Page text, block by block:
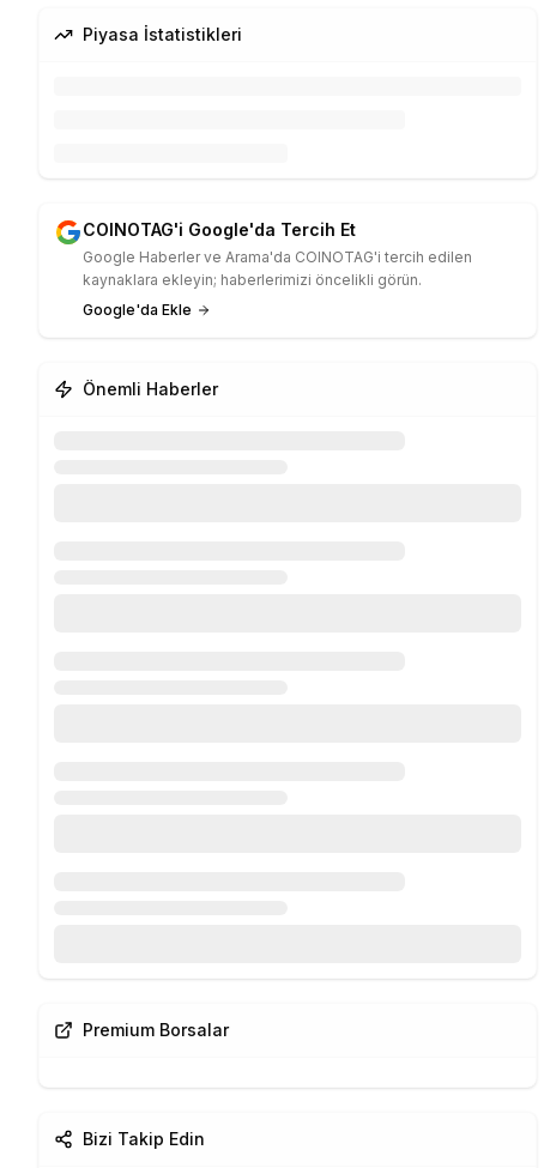
Piyasa İstatistikleri
COINOTAG'i Google'da Tercih Et
Google Haberler ve Arama'da COINOTAG'i tercih edilen
kaynaklara ekleyin; haberlerimizi öncelikli görün.
Google'da Ekle
Önemli Haberler
Premium Borsalar
Bizi Takip Edin